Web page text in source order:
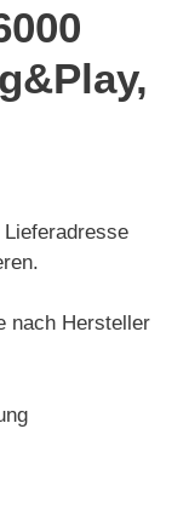
nach Hersteller